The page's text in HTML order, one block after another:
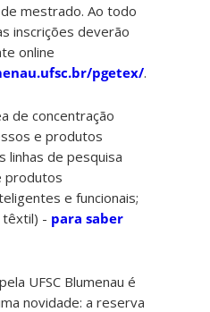
mestrado. Ao todo
inscrições deverão
online
pgetex/.
de concentração
e produtos
linhas de pesquisa
produtos
e funcionais;
têxtil) - para saber
UFSC Blumenau é
novidade: a reserva